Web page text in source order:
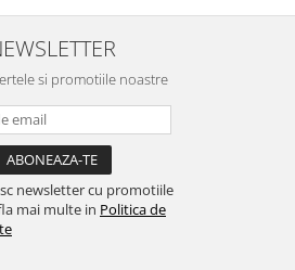
hidratare, protectie).
PENTRU PIELE
moleculara diferita - acestea au
ale pielii, nu doar la suprafata;
functia naturala de bariera a pielii, astfel
să fie mai persistent si pielea mai
de atacul poluantilor si toxinelor din
inaintarii in varsta;
celulelor pielii deoarece atunci cand
si promotiile noastre
newsletter cu promotiile
mai multe in Politica de